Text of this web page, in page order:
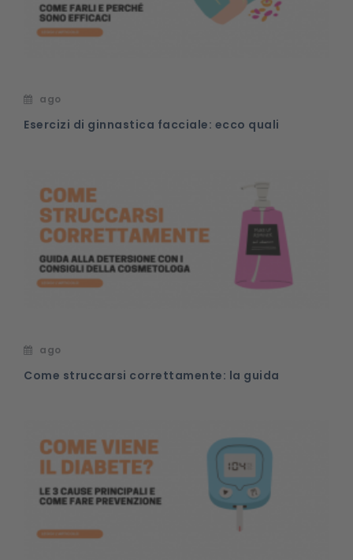
ago
Esercizi di ginnastica facciale: ecco quali
ago
Come struccarsi correttamente: la guida